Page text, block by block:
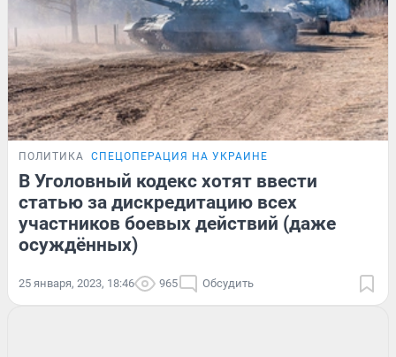
ПОЛИТИКА СПЕЦОПЕРАЦИЯ НА УКРАИНЕ
В Уголовный кодекс хотят ввести
статью за дискредитацию всех
участников боевых действий (даже
осуждённых)
25 января, 2023, 18:46 965 Обсудить